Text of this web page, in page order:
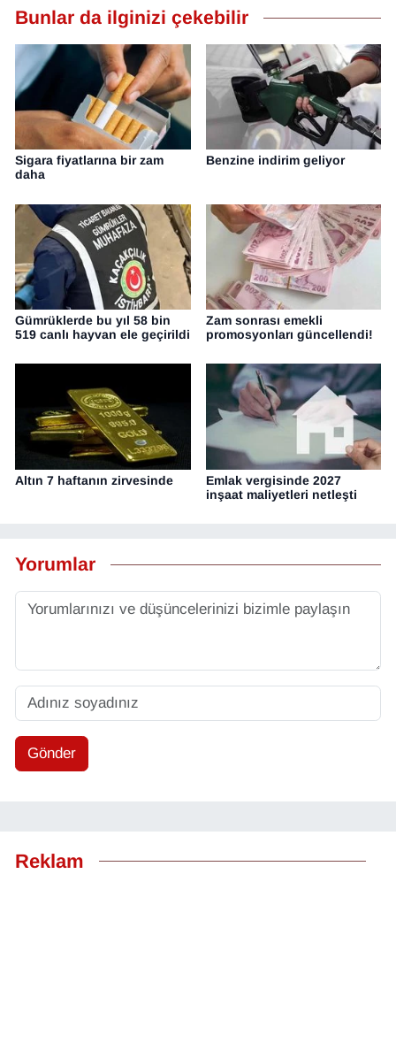
Bunlar da ilginizi çekebilir
Sigara fiyatlarına bir zam
daha
Benzine indirim geliyor
Gümrüklerde bu yıl 58 bin
519 canlı hayvan ele geçirildi
Zam sonrası emekli
promosyonları güncellendi!
Altın 7 haftanın zirvesinde
Emlak vergisinde 2027
inşaat maliyetleri netleşti
Yorumlar
Gönder
Reklam